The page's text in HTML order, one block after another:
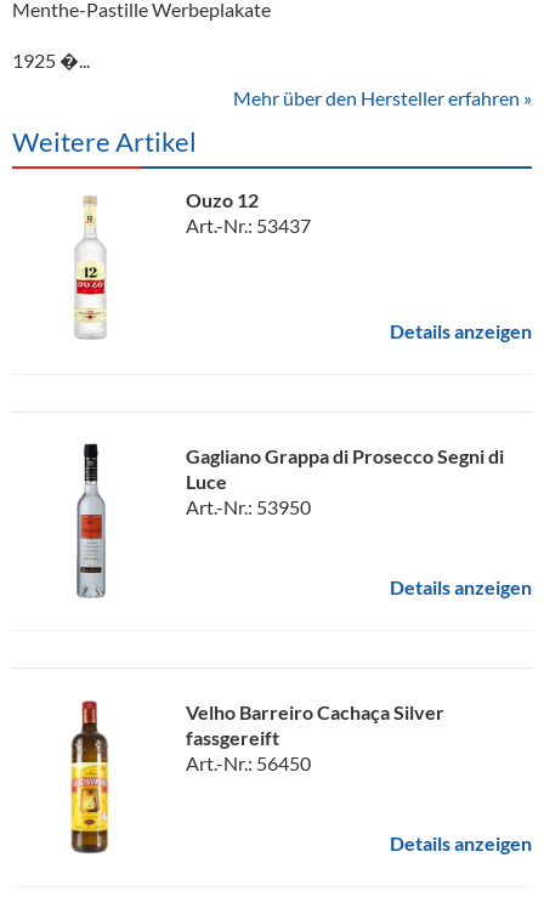
Menthe-Pastille Werbeplakate
1925 �...
Mehr über den Hersteller erfahren »
Weitere Artikel
Ouzo 12
Art.-Nr.: 53437
Details anzeigen
Gagliano Grappa di Prosecco Segni di
Luce
Art.-Nr.: 53950
Details anzeigen
Velho Barreiro Cachaça Silver
fassgereift
Art.-Nr.: 56450
Details anzeigen